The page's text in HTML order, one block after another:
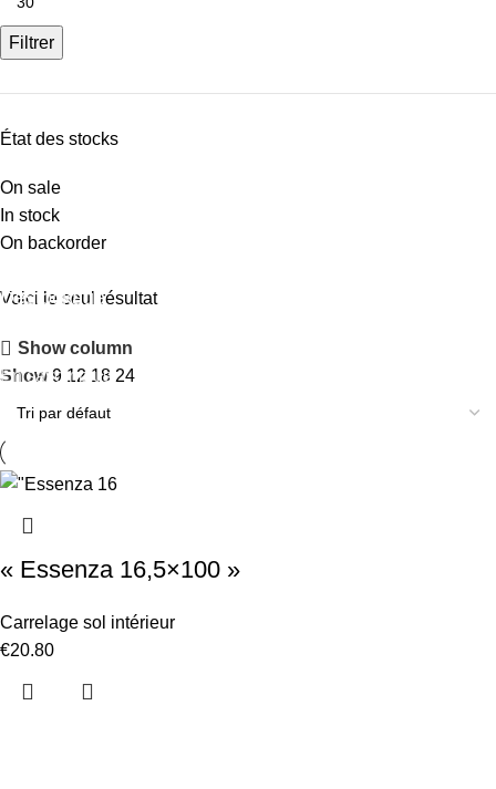
Filtrer
État des stocks
On sale
In stock
On backorder
Déstockage
Remise jusqu'à 50%
En savoir plus
Voici le seul résultat
Show column
Show 9 12 18 24
« Essenza 16,5×100 »
Carrelage sol intérieur
€20.80